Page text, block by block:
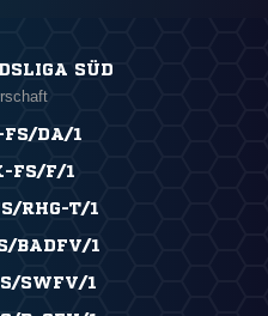
SÜD
DA/1
FS/F/1
RHG-T/1
BADFV/1
SWFV/1